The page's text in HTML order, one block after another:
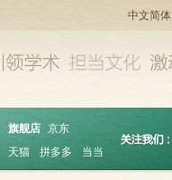
中文简体
旗舰店 京东
天猫
拼多多 当当